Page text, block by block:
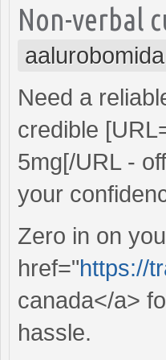
Non-verbal
Need a
credible
5mg[/URL -
your
Zero in on
href="https://
canada</a>
hassle.